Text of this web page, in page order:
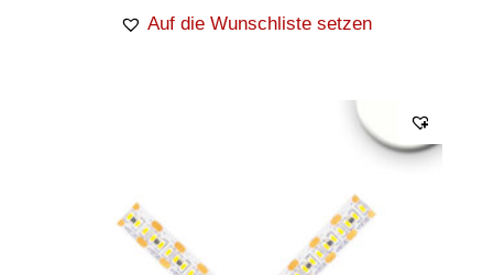
Auf die Wunschliste setzen